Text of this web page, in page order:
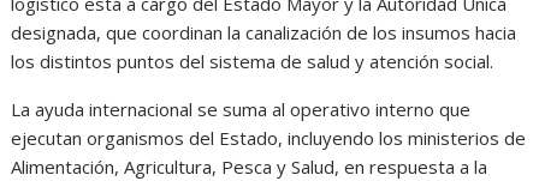
designada, que coordinan la canalización de los insumos hacia
los distintos puntos del sistema de salud y atención social.
La ayuda internacional se suma al operativo interno que
ejecutan organismos del Estado, incluyendo los ministerios de
Alimentación, Agricultura, Pesca y Salud, en respuesta a la